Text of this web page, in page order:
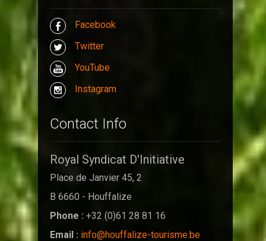
Facebook
Twitter
YouTube
Instagram
Contact Info
Royal Syndicat D'Initiative
Place de Janvier 45, 2
B 6660 - Houffalize
Phone : +32 (0)61 28 81 16
Email : info@houffalize-tourisme.be